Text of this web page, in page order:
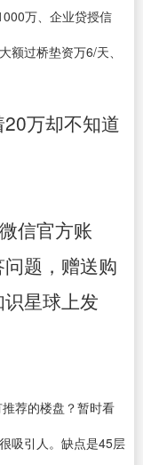
万、企业贷授信
额过桥垫资万6/天、
万却不知道
信官方账
题，赠送购
星球上发
荐的楼盘？暂时看
吸引人。缺点是45层